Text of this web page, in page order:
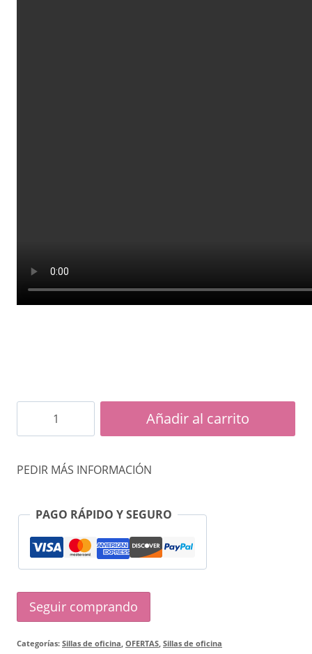
Sillón
oficina
Añadir al carrito
PEDIR MÁS INFORMACIÓN
PAGO RÁPIDO Y SEGURO
Seguir comprando
Categorías: Sillas de oficina OFERTAS Sillas de oficina